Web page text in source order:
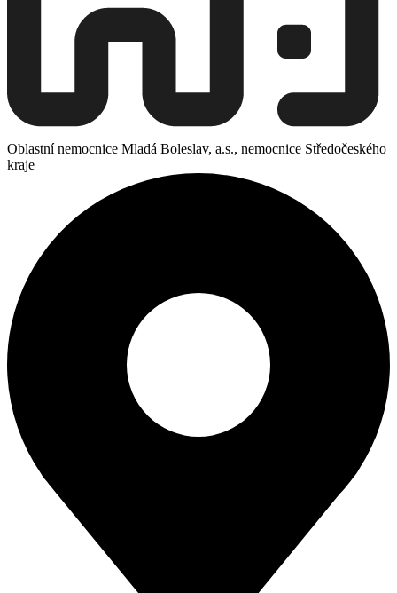
Oblastní nemocnice Mladá Boleslav, a.s., nemocnice Středočeského
kraje